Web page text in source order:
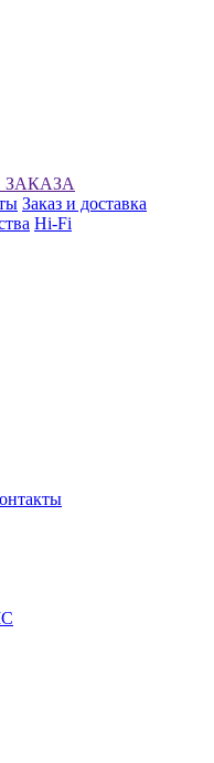
Заказ и доставка
Hi-Fi